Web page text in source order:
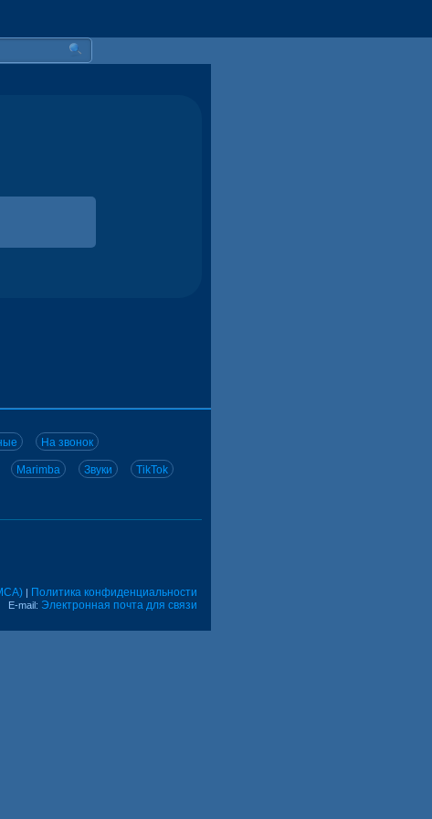
На звонок
Marimba Звуки TikTok
| Политика конфиденциальности
E-mail: Электронная почта для связи